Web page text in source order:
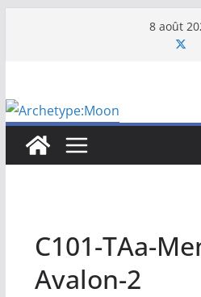
8 août
C101-TAa-
Avalon-2